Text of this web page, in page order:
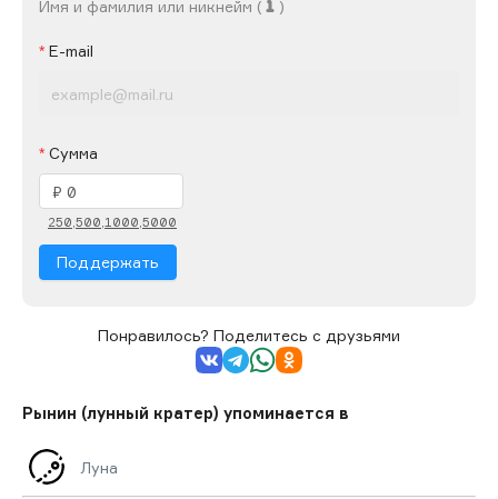
Имя и фамилия или никнейм ( )
E-mail
Сумма
250,500,1000,5000
Поддержать
Понравилось? Поделитесь с друзьями
Рынин (лунный кратер) упоминается в
Луна